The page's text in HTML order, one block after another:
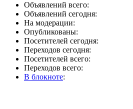
Объявлений всего:
Объявлений сегодня:
На модерации:
Опубликованы:
Посетителей сегодня:
Переходов сегодня:
Посетителей всего:
Переходов всего:
В блокноте: